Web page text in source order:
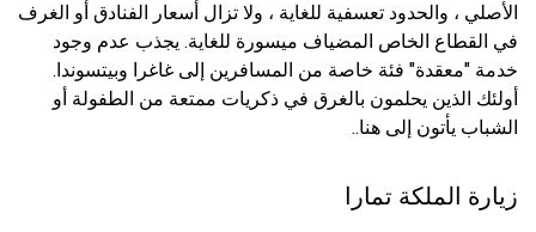
الأصلي ، والحدود تعسفية للغاية ، ولا تزال أسعار الفنادق أو الغرف
في القطاع الخاص المضياف ميسورة للغاية. يجذب عدم وجود
خدمة "معقدة" فئة خاصة من المسافرين إلى غاغرا وبيتسوندا.
أولئك الذين يحلمون بالغرق في ذكريات ممتعة من الطفولة أو
الشباب يأتون إلى هنا..
زيارة الملكة تمارا